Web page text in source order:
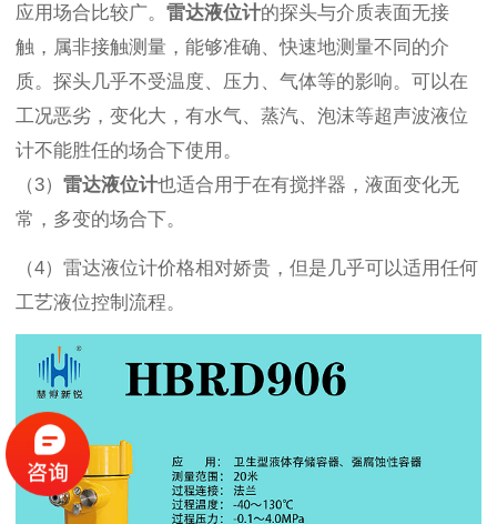
应用场合比较广。 雷达液位计的探头与介质表面无接
触，属非接触测量，能够准确、快速地测量不同的介
质。探头几乎不受温度、压力、气体等的影响。可以在
工况恶劣，变化大，有水气、蒸汽、泡沫等超声波液位
计不能胜任的场合下使用。
（3） 雷达液位计也适合用于在有搅拌器，液面变化无
常，多变的场合下。
（4）雷达液位计价格相对娇贵，但是几乎可以适用任何
工艺液位控制流程。